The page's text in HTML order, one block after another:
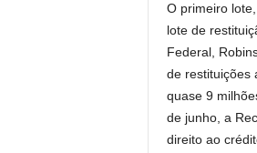
O primeiro
lote de
Federal,
de restituições
quase 9
de junho, a
direito ao